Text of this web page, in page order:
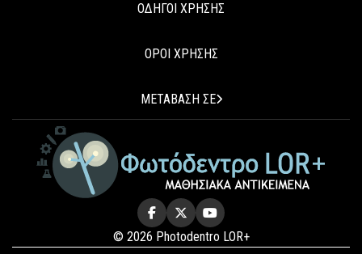
ΟΔΗΓΟΙ ΧΡΗΣΗΣ
ΟΡΟΙ ΧΡΗΣΗΣ
ΜΕΤΑΒΑΣΗ ΣΕ
© 2026 Photodentro LOR+